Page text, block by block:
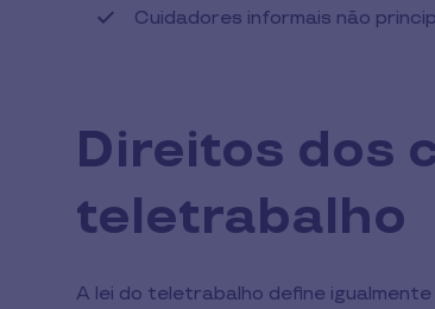
Cuidadores informais não
Direitos dos
teletrabalho
A lei do teletrabalho define